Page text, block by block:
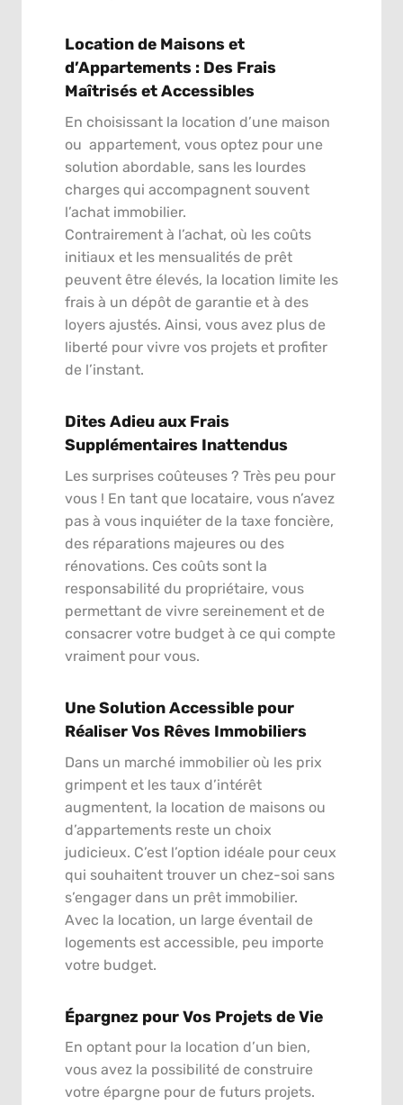
Location de Maisons et
d’Appartements : Des Frais
Maîtrisés et Accessibles
En choisissant la location d’une maison
ou appartement, vous optez pour une
solution abordable, sans les lourdes
charges qui accompagnent souvent
l’achat immobilier.
Contrairement à l’achat, où les coûts
initiaux et les mensualités de prêt
peuvent être élevés, la location limite les
frais à un dépôt de garantie et à des
loyers ajustés. Ainsi, vous avez plus de
liberté pour vivre vos projets et profiter
de l’instant.
Dites Adieu aux Frais
Supplémentaires Inattendus
Les surprises coûteuses ? Très peu pour
vous ! En tant que locataire, vous n’avez
pas à vous inquiéter de la taxe foncière,
des réparations majeures ou des
rénovations. Ces coûts sont la
responsabilité du propriétaire, vous
permettant de vivre sereinement et de
consacrer votre budget à ce qui compte
vraiment pour vous.
Une Solution Accessible pour
Réaliser Vos Rêves Immobiliers
Dans un marché immobilier où les prix
grimpent et les taux d’intérêt
augmentent, la location de maisons ou
d’appartements reste un choix
judicieux. C’est l’option idéale pour ceux
qui souhaitent trouver un chez-soi sans
s’engager dans un prêt immobilier.
Avec la location, un large éventail de
logements est accessible, peu importe
votre budget.
Épargnez pour Vos Projets de Vie
En optant pour la location d’un bien,
vous avez la possibilité de construire
votre épargne pour de futurs projets.